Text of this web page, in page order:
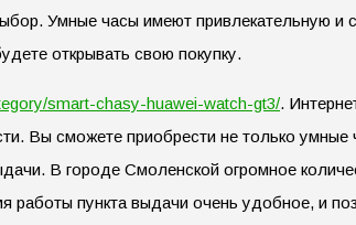
Умные часы имеют привлекательную и
открывать свою покупку.
smart-chasy-huawei-watch-gt3/.
Вы сможете приобрести не только
В городе Смоленской огромное
пункта выдачи очень удобное, и